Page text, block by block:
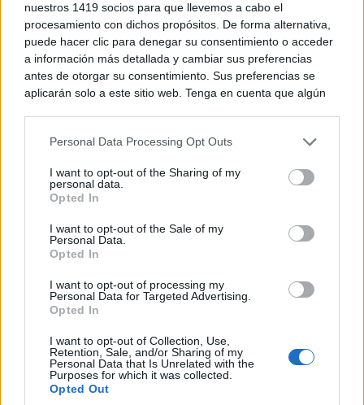
nuestros 1419 socios para que llevemos a cabo el
procesamiento con dichos propósitos. De forma alternativa,
puede hacer clic para denegar su consentimiento o acceder
a información más detallada y cambiar sus preferencias
antes de otorgar su consentimiento. Sus preferencias se
aplicarán solo a este sitio web. Tenga en cuenta que algún
rechazar tal procesamiento. Puede cambiar sus preferencias
a este sitio y haciendo clic en el botón "Privacidad" en la
parte inferior de la página web.
Please note that this website/app uses one or more Google
services and may gather and store information including but
not limited to your visit or usage behaviour. You may click to
use your data for below specified purposes in below Google
consent section.
Personal Data Processing Opt Outs
I want to opt-out of the Sharing of my
personal data.
Opted In
I want to opt-out of the Sale of my
Personal Data.
Opted In
I want to opt-out of processing my
Personal Data for Targeted Advertising.
Opted In
I want to opt-out of Collection, Use,
Retention, Sale, and/or Sharing of my
Personal Data that Is Unrelated with the
Purposes for which it was collected.
Opted Out
No es tu imaginación
¿Ves caras en enchufes, coches o nubes? Tiene
explicación